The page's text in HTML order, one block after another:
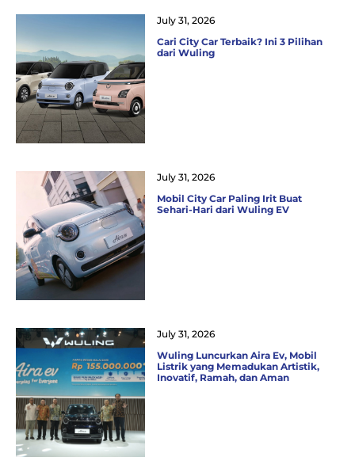
Cari City Car Terbaik? Ini 3 Pilihan
dari Wuling
July 31, 2026
Mobil City Car Paling Irit Buat
Sehari-Hari dari Wuling EV
July 31, 2026
Wuling Luncurkan Aira Ev, Mobil
Listrik yang Memadukan Artistik,
Inovatif, Ramah, dan Aman
July 31, 2026